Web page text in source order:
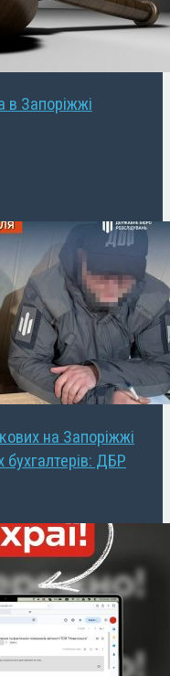
в Запоріжжі
на Запоріжжі
ДБР